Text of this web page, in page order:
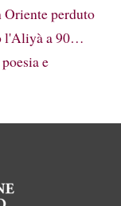
perduto
l'Aliyà a 90…
e